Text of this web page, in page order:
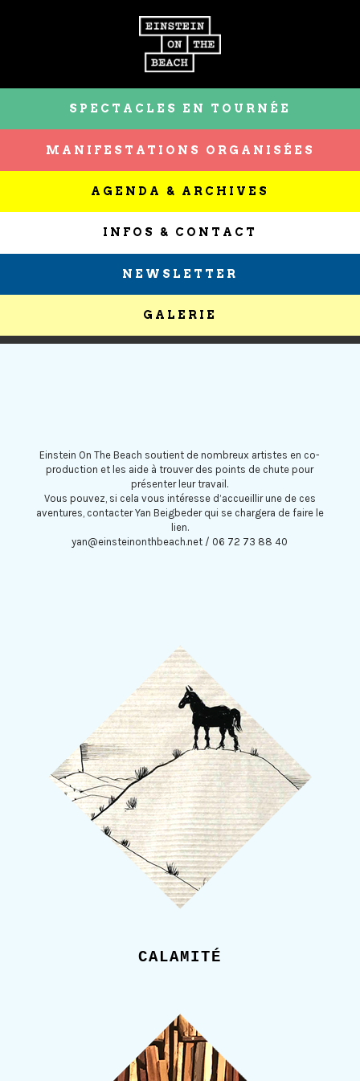
SPECTACLES EN TOURNÉE
MANIFESTATIONS ORGANISÉES
AGENDA & ARCHIVES
INFOS & CONTACT
NEWSLETTER
GALERIE
Einstein On The Beach soutient de nombreux artistes en co-
production et les aide à trouver des points de chute pour
présenter leur travail.
Vous pouvez, si cela vous intéresse d’accueillir une de ces
aventures, contacter Yan Beigbeder qui se chargera de faire le
lien.
yan@einsteinonthbeach.net / 06 72 73 88 40
CALAMITÉ